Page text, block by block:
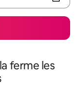
ferme les